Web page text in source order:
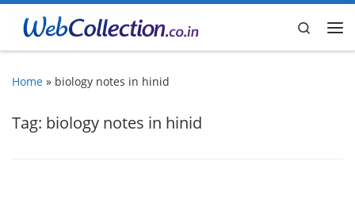
Skip to content
Search
Home » biology notes in hinid
Tag: biology notes in hinid